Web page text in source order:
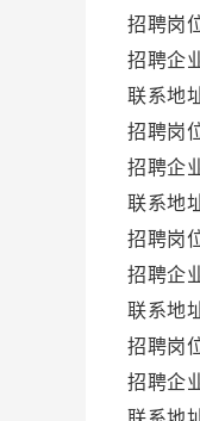
招聘岗
招聘企
联系地
招聘岗
招聘企
联系地
招聘岗
招聘企
联系地
招聘岗
招聘企